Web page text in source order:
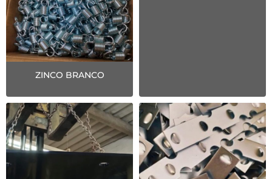
ZINCO BRANCO